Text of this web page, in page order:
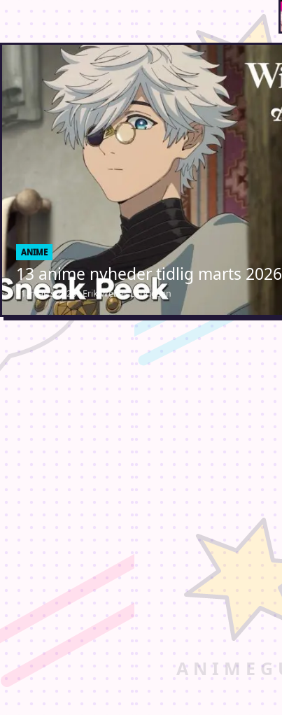
ANIME
13 anime nyheder tidlig marts 2026
11. marts 2026 · Erik Weber-Lauridsen